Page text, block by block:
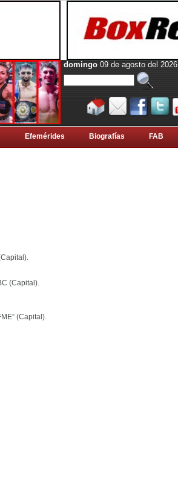
domingo 09 de agosto del 2026
Efemérides Biografí­as FAB
.
(Capital).
(Capital).